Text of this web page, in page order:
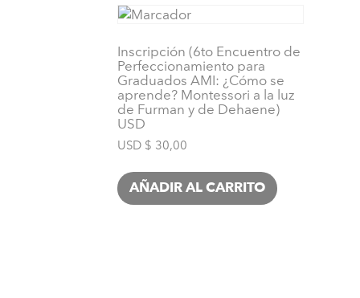
Inscripción (6to Encuentro de
Perfeccionamiento para
Graduados AMI: ¿Cómo se
aprende? Montessori a la luz
de Furman y de Dehaene)
USD
USD $ 30,00
AÑADIR AL CARRITO